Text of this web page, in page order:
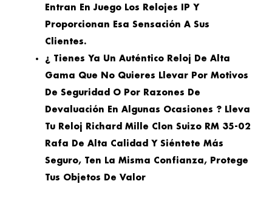
Entran En Juego Los Relojes IP Y
Proporcionan Esa Sensación A Sus
Clientes.
¿ Tienes Ya Un Auténtico Reloj De Alta
Gama Que No Quieres Llevar Por Motivos
De Seguridad O Por Razones De
Devaluación En Algunas Ocasiones ? Lleva
Tu Reloj Richard Mille Clon Suizo RM 35-02
Rafa De Alta Calidad Y Siéntete Más
Seguro, Ten La Misma Confianza, Protege
Tus Objetos De Valor